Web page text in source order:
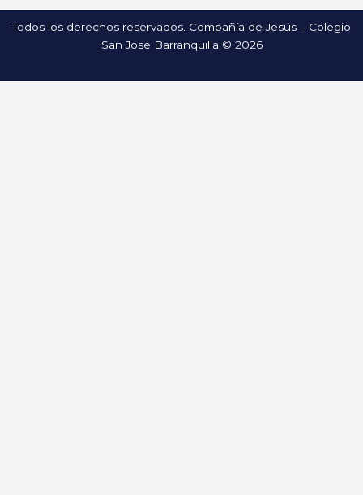
Todos los derechos reservados. Compañía de Jesús – Colegio
San José Barranquilla © 2026